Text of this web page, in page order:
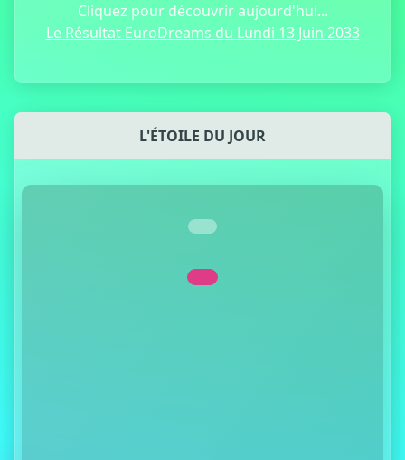
Cliquez pour découvrir aujourd'hui...
Le Résultat EuroDreams du Lundi 13 Juin 2033
L'ÉTOILE DU JOUR